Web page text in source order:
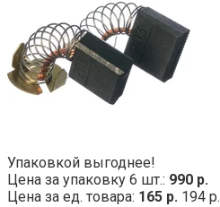
Упаковкой выгоднее!
Цена за упаковку 6 шт.: 990 р.
Цена за ед. товара: 165 р. 194 р.